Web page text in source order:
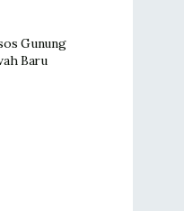
Gunung
Baru